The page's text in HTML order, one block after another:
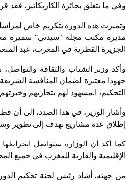
وفي ما يتعلق بجائزة الكاريكاتير،
وتميزت هذه الدورة بتكريم خاص
مديرة مكتب مجلة “سيدتي” سميرة
الجزيرة القطرية في المغرب، عبد
جهودا معتبرة لضمان المنافسة
التحكيم، المشهود لهم بتجاربهم
وأشار الوزير، في هذا الصدد، إلى أن
إطلاق عدة مشاريع تهدف إلى تطوير
كما أكد أن الوزارة ستواصل
الإقليمية والقارية للمغرب في جميع
من جهته، أشاد رئيس لجنة تحكيم